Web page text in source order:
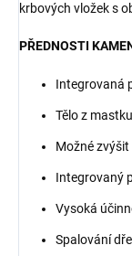
krbových vložek s
PŘEDNOSTI
Integrovaná
Tělo z
Možné
Integrovaný
Vysoká
Spalování